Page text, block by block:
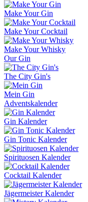
Make Your Gin
Make Your Cocktail
Make Your Whisky
Our Gin
The City Gin's
Mein Gin
Adventskalender
Gin Kalender
Gin Tonic Kalender
Spirituosen Kalender
Cocktail Kalender
Jägermeister Kalender